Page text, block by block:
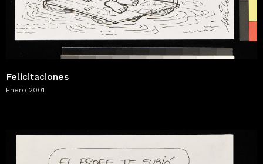
Felicitaciones
Enero 2001